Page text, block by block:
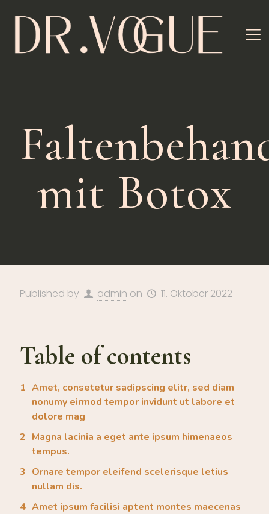
mit Botox
Published by admin on 11. Oktober 2022
Table of contents
Amet, consetetur sadipscing elitr, sed diam
nonumy eirmod tempor invidunt ut labore et
dolore mag
Magna lacinia a eget ante ipsum himenaeos
tempus.
Ornare tempor eleifend scelerisque letius
nullam dis.
Amet ipsum facilisi aptent montes maecenas